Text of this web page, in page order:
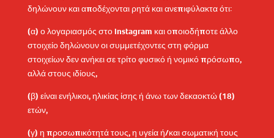
δηλώνουν και αποδέχονται ρητά και ανεπιφύλακτα ότι:
(α) ο λογαριασμός στο Instagram και οποιοδήποτε άλλο
στοιχείο δηλώνουν οι συμμετέχοντες στη φόρμα
στοιχείων δεν ανήκει σε τρίτο φυσικό ή νομικό πρόσωπο,
αλλά στους ιδίους,
(β) είναι ενήλικοι, ηλικίας ίσης ή άνω των δεκαοκτώ (18)
ετών,
(γ) η προσωπικότητά τους, η υγεία ή/και σωματική τους